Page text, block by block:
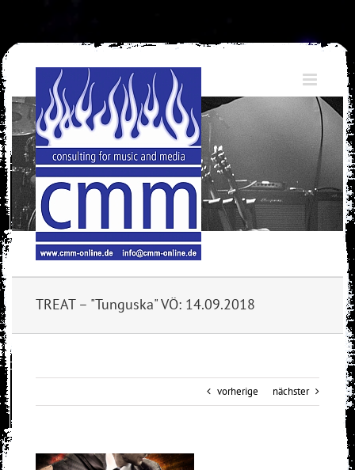
content
TREAT – "Tunguska" VÖ: 14.09.2018
vorherige nächster
View